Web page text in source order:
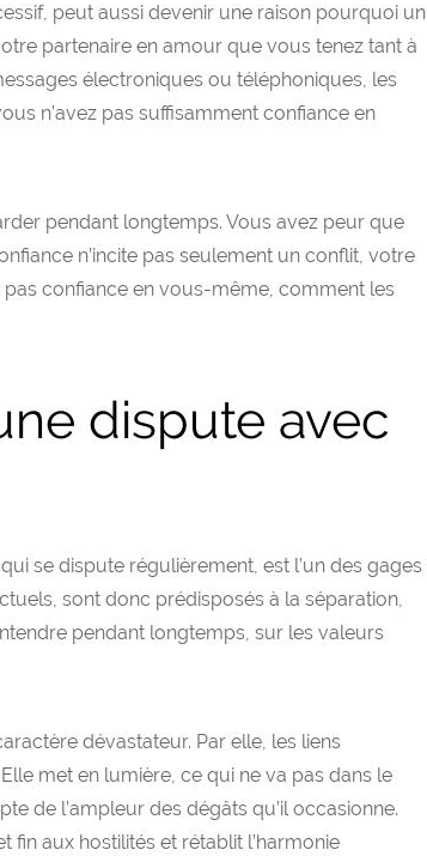
peut aussi devenir une raison pourquoi un
partenaire en amour que vous tenez tant à
électroniques ou téléphoniques, les
n’avez pas suffisamment confiance en
pendant longtemps. Vous avez peur que
n’incite pas seulement un conflit, votre
pas confiance en vous-même, comment les
dispute avec
se dispute régulièrement, est l’un des gages
sont donc prédisposés à la séparation,
pendant longtemps, sur les valeurs
dévastateur. Par elle, les liens
met en lumière, ce qui ne va pas dans le
de l’ampleur des dégâts qu’il occasionne.
fin aux hostilités et rétablit l’harmonie